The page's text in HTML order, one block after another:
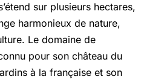
sur plusieurs hectares,
harmonieux de nature,
Le domaine de
pour son château du
à la française et son